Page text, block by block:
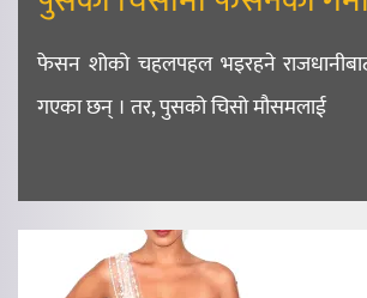
फेसन शोको चहलपहल भइरहने
गएका छन् । तर, पुसको चिसो मौसमलाई